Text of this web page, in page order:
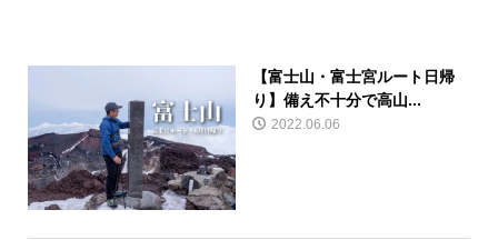
【富士山・富士宮ルート日帰
り】備え不十分で高山...
2022.06.06